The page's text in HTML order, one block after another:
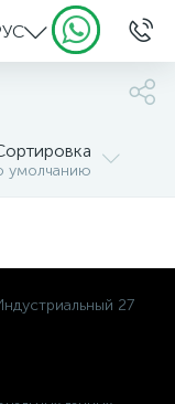
умолчанию
27